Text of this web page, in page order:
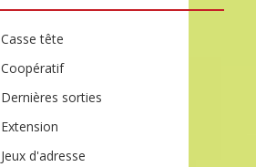
Casse tête
Coopératif
Dernières sorties
Extension
Jeux d'adresse